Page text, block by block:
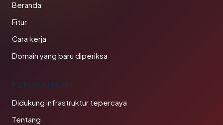
Beranda
Fitur
Cara kerja
Domain yang baru diperiksa
PERUSAHAAN
Didukung infrastruktur tepercaya
Tentang